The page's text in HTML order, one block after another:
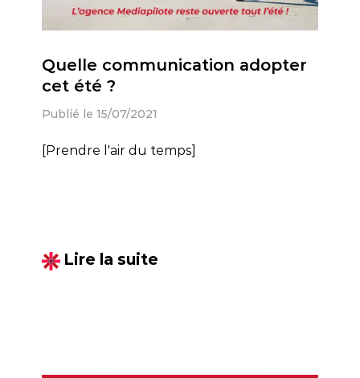
Quelle communication adopter
cet été ?
Publié le 15/07/2021
[Prendre l'air du temps]
Lire la suite